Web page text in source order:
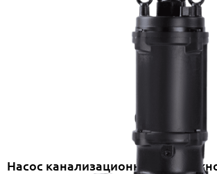
Насос канализационный